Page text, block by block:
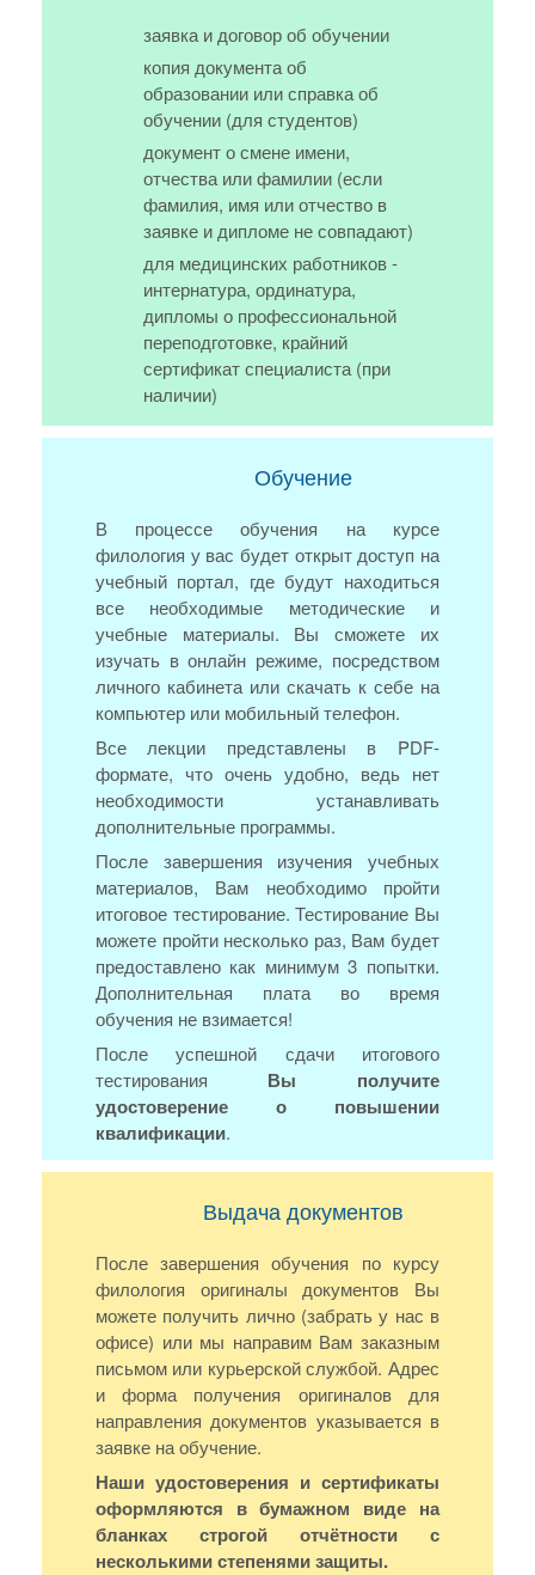
заявка и договор об обучении
копия документа об
образовании или справка об
обучении (для студентов)
документ о смене имени,
отчества или фамилии (если
фамилия, имя или отчество в
заявке и дипломе не совпадают)
для медицинских работников -
интернатура, ординатура,
дипломы о профессиональной
переподготовке, крайний
сертификат специалиста (при
наличии)
Обучение
В процессе обучения на курсе
филология у вас будет открыт доступ на
учебный портал, где будут находиться
все необходимые методические и
учебные материалы. Вы сможете их
изучать в онлайн режиме, посредством
личного кабинета или скачать к себе на
компьютер или мобильный телефон.
Все лекции представлены в PDF-
формате, что очень удобно, ведь нет
необходимости устанавливать
дополнительные программы.
После завершения изучения учебных
материалов, Вам необходимо пройти
итоговое тестирование. Тестирование Вы
можете пройти несколько раз, Вам будет
предоставлено как минимум 3 попытки.
Дополнительная плата во время
обучения не взимается!
После успешной сдачи итогового
тестирования Вы получите
удостоверение о повышении
квалификации.
Выдача документов
После завершения обучения по курсу
филология оригиналы документов Вы
можете получить лично (забрать у нас в
офисе) или мы направим Вам заказным
письмом или курьерской службой. Адрес
и форма получения оригиналов для
направления документов указывается в
заявке на обучение.
Наши удостоверения и сертификаты
оформляются в бумажном виде на
бланках строгой отчётности с
несколькими степенями защиты.